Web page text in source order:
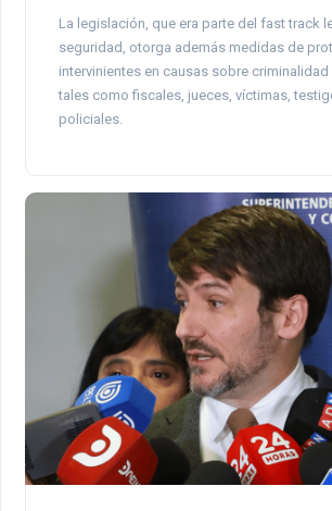
La legislación, que era parte del fast track
seguridad, otorga además medidas de
intervinientes en causas sobre criminalidad
tales como fiscales, jueces, víctimas,
policiales.